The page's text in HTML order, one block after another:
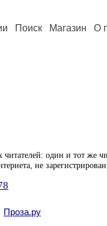
Поиск Магазин О
один и тот же
не
Проза.ру